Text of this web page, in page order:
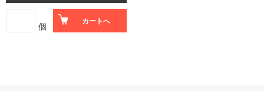
個 カートへ